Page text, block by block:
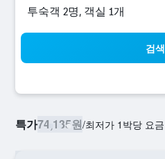
​투숙객 2​명, ​객실 1개
검색
특가74,135원/​최저가 1박당 요금